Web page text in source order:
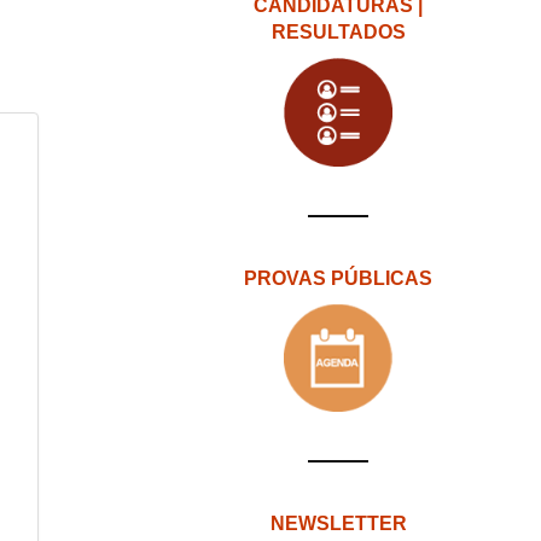
CANDIDATURAS |
RESULTADOS
PROVAS PÚBLICAS
NEWSLETTER